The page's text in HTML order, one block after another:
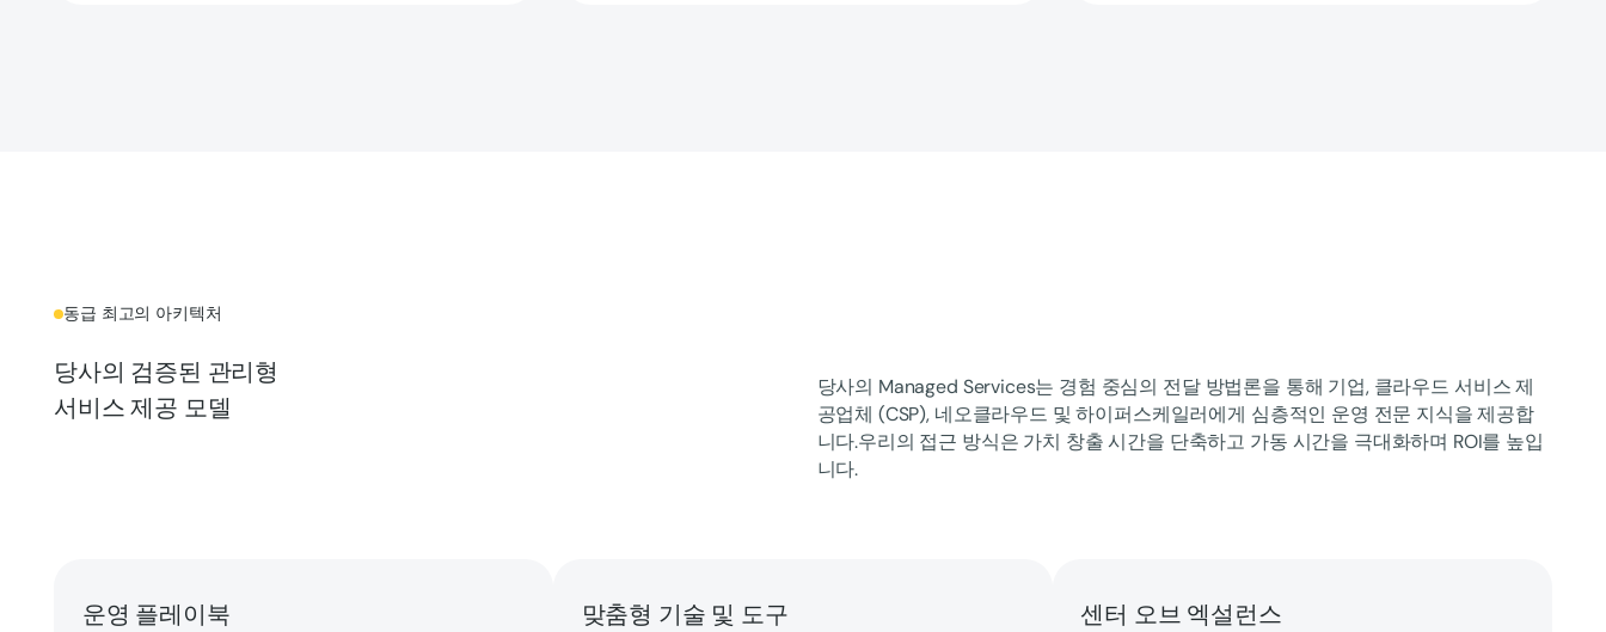
동급 최고의 아키텍처
당사의 검증된 관리형
서비스 제공 모델
당사의 Managed Services는 경험 중심의 전달 방법론을 통해 기업, 클라우드 서비스 제
공업체 (CSP), 네오클라우드 및 하이퍼스케일러에게 심층적인 운영 전문 지식을 제공합
니다.우리의 접근 방식은 가치 창출 시간을 단축하고 가동 시간을 극대화하며 ROI를 높입
니다.
운영 플레이북 맞춤형 기술 및 도구 센터 오브 엑설런스